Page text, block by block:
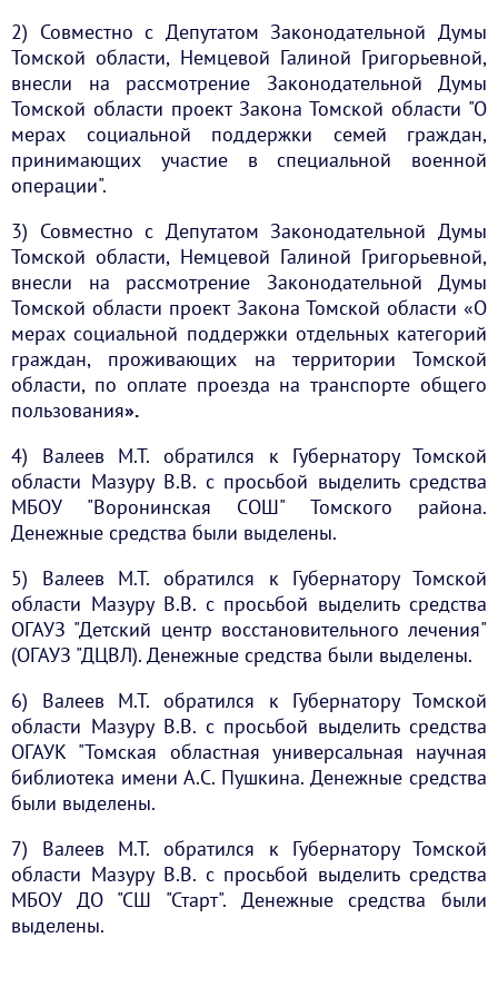
2) Совместно с Депутатом Законодательной Думы
Томской области, Немцевой Галиной Григорьевной,
внесли на рассмотрение Законодательной Думы
Томской области проект Закона Томской области "О
мерах социальной поддержки семей граждан,
принимающих участие в специальной военной
операции".
3) Совместно с Депутатом Законодательной Думы
Томской области, Немцевой Галиной Григорьевной,
внесли на рассмотрение Законодательной Думы
Томской области проект Закона Томской области «О
мерах социальной поддержки отдельных категорий
граждан, проживающих на территории Томской
области, по оплате проезда на транспорте общего
пользования».
4) Валеев М.Т. обратился к Губернатору Томской
области Мазуру В.В. с просьбой выделить средства
МБОУ "Воронинская СОШ" Томского района.
Денежные средства были выделены.
5) Валеев М.Т. обратился к Губернатору Томской
области Мазуру В.В. с просьбой выделить средства
ОГАУЗ "Детский центр восстановительного лечения"
(ОГАУЗ "ДЦВЛ). Денежные средства были выделены.
6) Валеев М.Т. обратился к Губернатору Томской
области Мазуру В.В. с просьбой выделить средства
ОГАУК "Томская областная универсальная научная
библиотека имени А.С. Пушкина. Денежные средства
были выделены.
7) Валеев М.Т. обратился к Губернатору Томской
области Мазуру В.В. с просьбой выделить средства
МБОУ ДО "СШ "Старт". Денежные средства были
выделены.